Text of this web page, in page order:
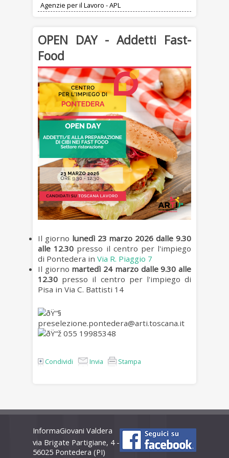
Agenzie per il Lavoro - APL
OPEN DAY - Addetti Fast-
Food
Il giorno lunedì 23 marzo 2026 dalle 9.30
alle 12.30 presso il centro per l'impiego
di Pontedera in Via R. Piaggio 7
Il giorno martedì 24 marzo dalle 9.30 alle
12.30 presso il centro per l'impiego di
Pisa in Via C. Battisti 14
preselezione.pontedera@arti.toscana.it
055 19985348
Condividi Invia Stampa
InformaGiovani Valdera
via Brigate Partigiane, 4 -
56025 Pontedera (PI)